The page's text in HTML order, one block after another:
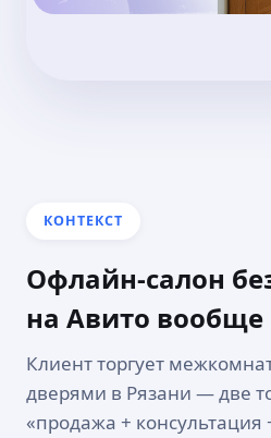
КОНТЕКСТ
Офлайн-салон
на Авито вообще
Клиент торгует
дверями в Рязани — две
«продажа +